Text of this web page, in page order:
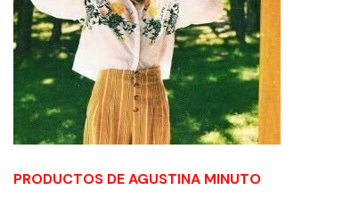
PRODUCTOS DE AGUSTINA MINUTO